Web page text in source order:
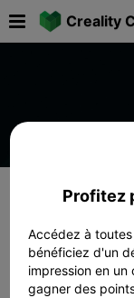
Creality
Profitez
Accédez à
bénéficiez d'un
impression en
gagner des